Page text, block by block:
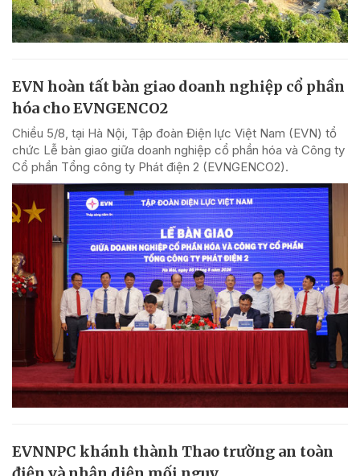
EVN hoàn tất bàn giao doanh nghiệp cổ phần
hóa cho EVNGENCO2
Chiều 5/8, tại Hà Nội, Tập đoàn Điện lực Việt Nam (EVN) tổ
chức Lễ bàn giao giữa doanh nghiệp cổ phần hóa và Công ty
Cổ phần Tổng công ty Phát điện 2 (EVNGENCO2).
EVNNPC khánh thành Thao trường an toàn